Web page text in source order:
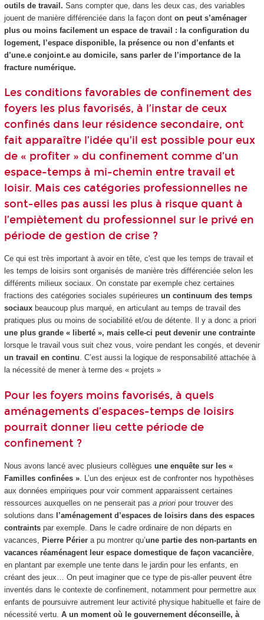
outils de travail. Sans compter que, dans les deux cas, des variables
jouent de manière différenciée dans la façon dont on peut s’aménager
plus ou moins facilement un espace de travail : la configuration du
logement, l’espace disponible, la présence ou non d’enfants et
d’une.e conjoint.e au domicile, sans parler de l’importance de la
fracture numérique.
Les conditions favorables de confinement des
foyers les plus favorisés, à l’instar de ceux
confinés dans leur résidence secondaire, ont
fait apparaître l’idée qu’il est possible pour eux
de « profiter » du confinement comme d’un
espace-temps à mi-chemin entre travail et
loisir. Mais ces catégories professionnelles ne
sont-elles pas aussi les plus à risque quant à
l’empiètement du professionnel sur le privé en
période de gestion de crise ?
Ce qui est très important à avoir en tête, c'est que les temps de travail et
les temps de loisirs sont organisés de manière très différenciée selon les
différents milieux sociaux. On constate par exemple chez certaines
fractions des catégories sociales supérieures un continuum des temps
sociauxbeaucoup plus marqué, en articulant au temps de travail des
pratiques plus ou moins de sociabilité et/ou de détente. Il y a donc a priori
une plus grande « liberté », mais celle-ci peut devenir une contrainte
lorsque le travail vous suit chez vous, voire pendant les congés, et devenir
un travail en continu. C’est aussi la logique de responsabilité attachée à
la nécessité de mener à terme des « projets »
Pour les foyers moins favorisés, à quels
aménagements d’espaces-temps de loisirs
pourrait donner lieu cette période de
confinement ?
Nous avons lancé avec plusieurs collègues une enquête sur les «
Familles confinées ». L’un des enjeux est de confronter nos hypothèses
aux données empiriques pour voir comment apparaissent certaines
ressources auxquelles on ne penserait pas a priori pour trouver des
solutions dans
l’aménagement d’espaces de loisirs dans des espaces
contraintspar exemple. Dans le cadre ordinaire de non départs en
vacances, Pierre Périera pu montrer qu’une partie des non-partants en
vacances réaménagent leur espace domestique de façon vacancière,
en plantant par exemple une tente dans le jardin pour les enfants, en
créant des jeux… On peut imaginer que ce type de pis-aller peuvent être
inventés dans le contexte de confinement, notamment pour permettre aux
enfants de poursuivre autrement leur activité physique habituelle et faire de
nécessité vertu. A un moment où le gouvernement déconseille, à